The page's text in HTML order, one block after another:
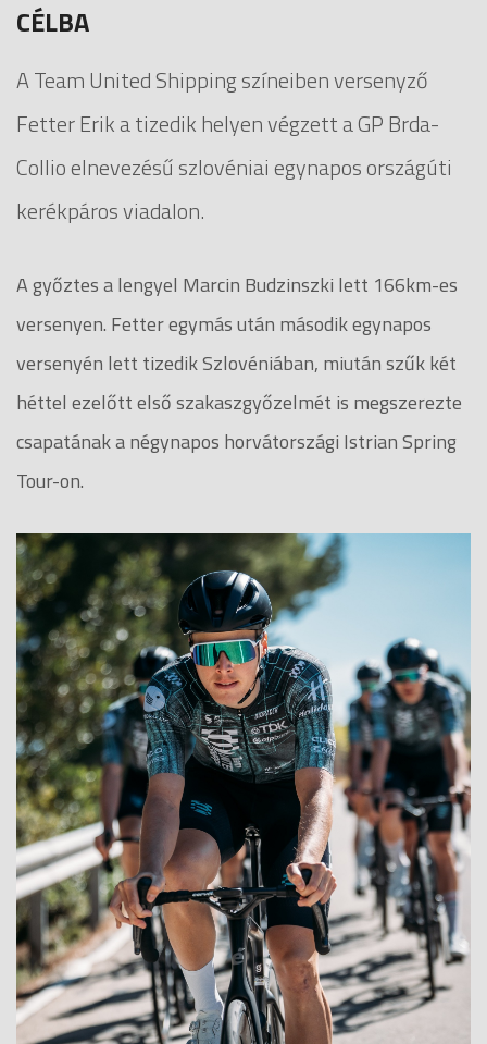
CÉLBA
A Team United Shipping színeiben versenyző
Fetter Erik a tizedik helyen végzett a GP Brda-
Collio elnevezésű szlovéniai egynapos országúti
kerékpáros viadalon.
A győztes a lengyel Marcin Budzinszki lett 166km-es
versenyen. Fetter egymás után második egynapos
versenyén lett tizedik Szlovéniában, miután szűk két
héttel ezelőtt első szakaszgyőzelmét is megszerezte
csapatának a négynapos horvátországi Istrian Spring
Tour-on.